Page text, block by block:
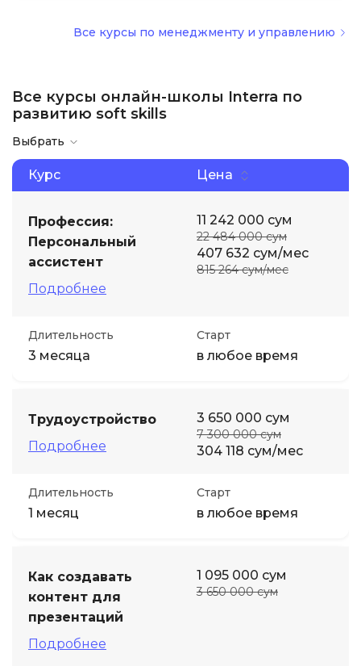
Все курсы по менеджменту и управлению
Все курсы онлайн-школы Interra по
развитию soft skills
Выбрать
Курс Цена
Профессия:
Персональный
ассистент
Подробнее
11 242 000 сум
22 484 000 сум
407 632 сум/мес
815 264 сум/мес
Длительность
3 месяца
Старт
в любое время
‎Трудоустройство
Подробнее
3 650 000 сум
7 300 000 сум
304 118 сум/мес
Длительность
1 месяц
Старт
в любое время
Как создавать
контент для
презентаций
Подробнее
1 095 000 сум
3 650 000 сум